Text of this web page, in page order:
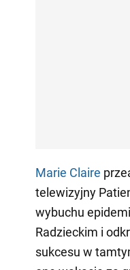
Marie Claire
telewizyjny
wybuchu
Radzieckim i
sukcesu w